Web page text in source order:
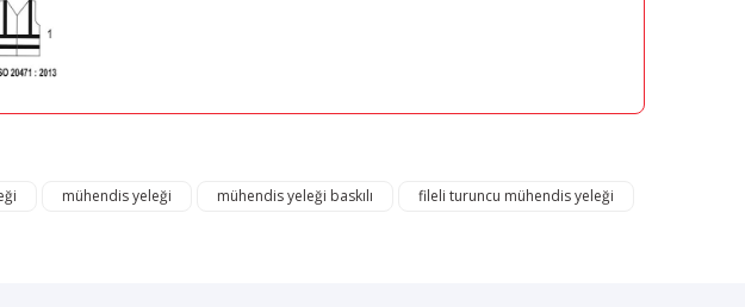
mühendis yeleği mühendis yeleği baskılı fileli turuncu mühendis yeleği